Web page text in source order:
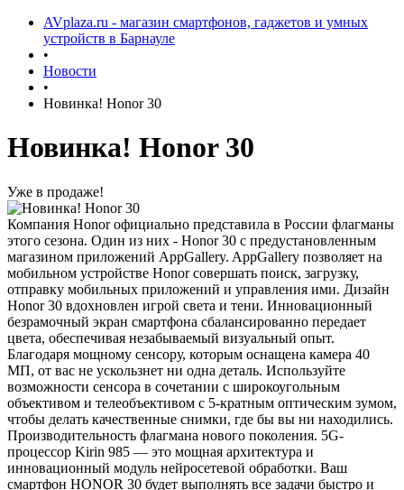
AVplaza.ru - магазин смартфонов, гаджетов и умных
устройств в Барнауле
•
Новости
•
Новинка! Honor 30
Новинка! Honor 30
Уже в продаже!
Компания Honor официально представила в России флагманы
этого сезона. Один из них - Honor 30 с предустановленным
магазином приложений AppGallery. AppGallery позволяет на
мобильном устройстве Honor совершать поиск, загрузку,
отправку мобильных приложений и управления ими. Дизайн
Honor 30 вдохновлен игрой света и тени. Инновационный
безрамочный экран смартфона сбалансированно передает
цвета, обеспечивая незабываемый визуальный опыт.
Благодаря мощному сенсору, которым оснащена камера 40
МП, от вас не ускользнет ни одна деталь. Используйте
возможности сенсора в сочетании с широкоугольным
объективом и телеобъективом с 5-кратным оптическим зумом,
чтобы делать качественные снимки, где бы вы ни находились.
Производительность флагмана нового поколения. 5G-
процессор Kirin 985 — это мощная архитектура и
инновационный модуль нейросетевой обработки. Ваш
смартфон HONOR 30 будет выполнять все задачи быстро и